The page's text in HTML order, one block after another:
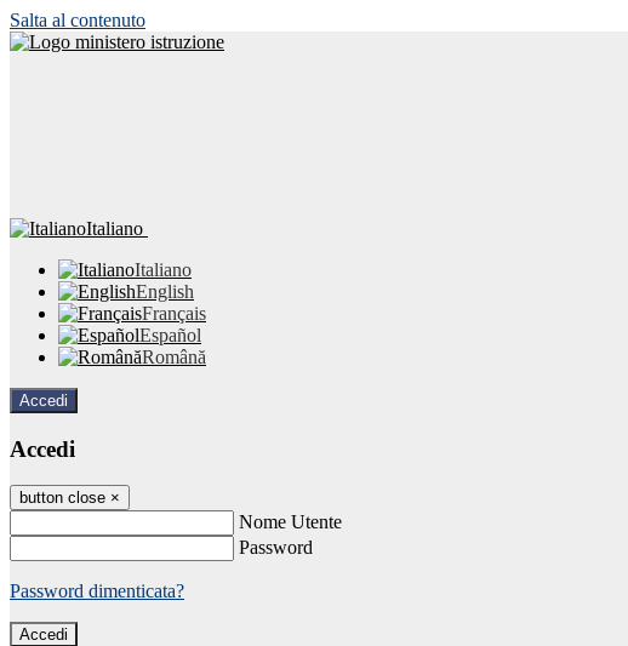
Salta al contenuto
Italiano
Italiano
English
Français
Español
Română
Accedi
Accedi
button close ×
Nome Utente
Password
Password dimenticata?